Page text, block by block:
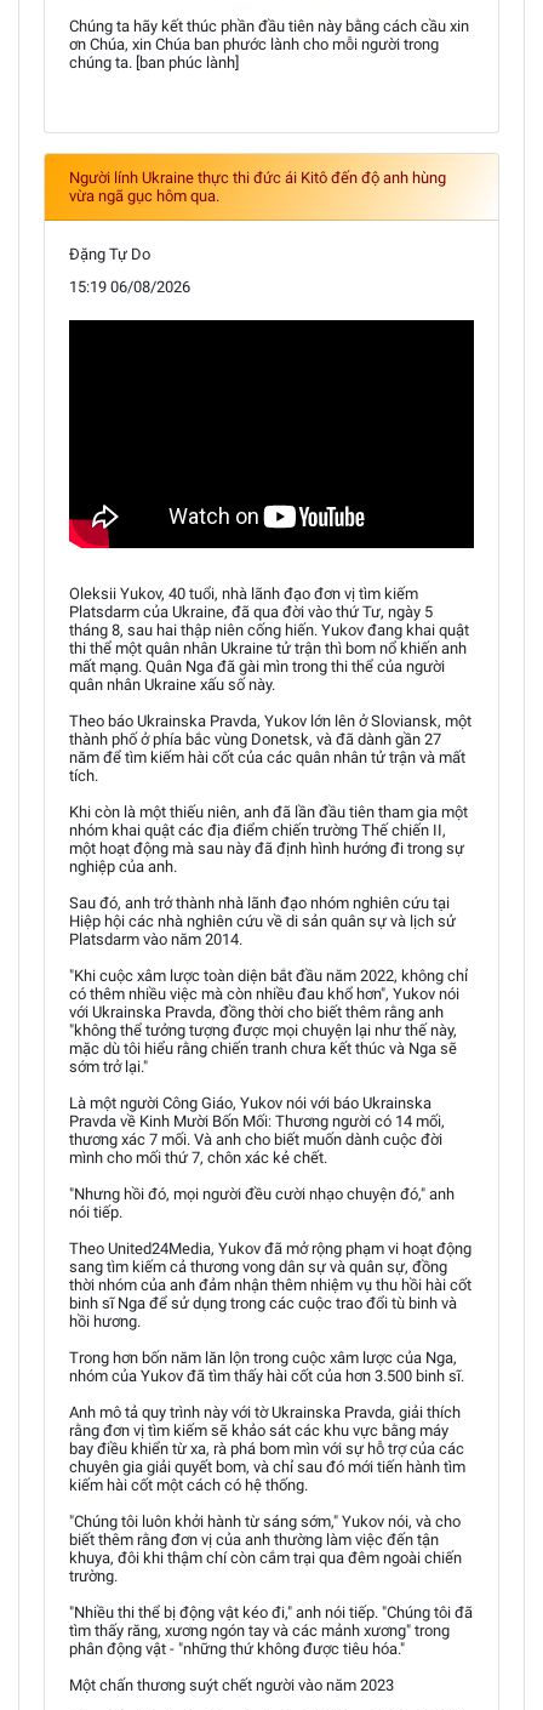
Chúng ta hãy kết thúc phần đầu tiên này bằng cách cầu xin
ơn Chúa, xin Chúa ban phước lành cho mỗi người trong
chúng ta. [ban phúc lành]
Người lính Ukraine thực thi đức ái Kitô đến độ anh hùng
vừa ngã gục hôm qua.
Đặng Tự Do
15:19 06/08/2026
Oleksii Yukov, 40 tuổi, nhà lãnh đạo đơn vị tìm kiếm
Platsdarm của Ukraine, đã qua đời vào thứ Tư, ngày 5
tháng 8, sau hai thập niên cống hiến. Yukov đang khai quật
thi thể một quân nhân Ukraine tử trận thì bom nổ khiến anh
mất mạng. Quân Nga đã gài mìn trong thi thể của người
quân nhân Ukraine xấu số này.
Theo báo Ukrainska Pravda, Yukov lớn lên ở Sloviansk, một
thành phố ở phía bắc vùng Donetsk, và đã dành gần 27
năm để tìm kiếm hài cốt của các quân nhân tử trận và mất
tích.
Khi còn là một thiếu niên, anh đã lần đầu tiên tham gia một
nhóm khai quật các địa điểm chiến trường Thế chiến II,
một hoạt động mà sau này đã định hình hướng đi trong sự
nghiệp của anh.
Sau đó, anh trở thành nhà lãnh đạo nhóm nghiên cứu tại
Hiệp hội các nhà nghiên cứu về di sản quân sự và lịch sử
Platsdarm vào năm 2014.
"Khi cuộc xâm lược toàn diện bắt đầu năm 2022, không chỉ
có thêm nhiều việc mà còn nhiều đau khổ hơn", Yukov nói
với Ukrainska Pravda, đồng thời cho biết thêm rằng anh
"không thể tưởng tượng được mọi chuyện lại như thế này,
mặc dù tôi hiểu rằng chiến tranh chưa kết thúc và Nga sẽ
sớm trở lại."
Là một người Công Giáo, Yukov nói với báo Ukrainska
Pravda về Kinh Mười Bốn Mối: Thương người có 14 mối,
thương xác 7 mối. Và anh cho biết muốn dành cuộc đời
mình cho mối thứ 7, chôn xác kẻ chết.
"Nhưng hồi đó, mọi người đều cười nhạo chuyện đó," anh
nói tiếp.
Theo United24Media, Yukov đã mở rộng phạm vi hoạt động
sang tìm kiếm cả thương vong dân sự và quân sự, đồng
thời nhóm của anh đảm nhận thêm nhiệm vụ thu hồi hài cốt
binh sĩ Nga để sử dụng trong các cuộc trao đổi tù binh và
hồi hương.
Trong hơn bốn năm lăn lộn trong cuộc xâm lược của Nga,
nhóm của Yukov đã tìm thấy hài cốt của hơn 3.500 binh sĩ.
Anh mô tả quy trình này với tờ Ukrainska Pravda, giải thích
rằng đơn vị tìm kiếm sẽ khảo sát các khu vực bằng máy
bay điều khiển từ xa, rà phá bom mìn với sự hỗ trợ của các
chuyên gia giải quyết bom, và chỉ sau đó mới tiến hành tìm
kiếm hài cốt một cách có hệ thống.
"Chúng tôi luôn khởi hành từ sáng sớm," Yukov nói, và cho
biết thêm rằng đơn vị của anh thường làm việc đến tận
khuya, đôi khi thậm chí còn cắm trại qua đêm ngoài chiến
trường.
"Nhiều thi thể bị động vật kéo đi," anh nói tiếp. "Chúng tôi đã
tìm thấy răng, xương ngón tay và các mảnh xương" trong
phân động vật - "những thứ không được tiêu hóa."
Một chấn thương suýt chết người vào năm 2023